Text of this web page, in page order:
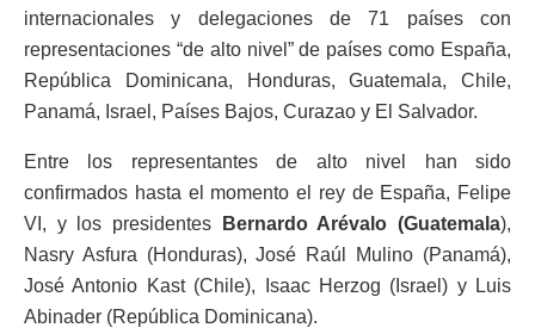
internacionales y delegaciones de 71 países con
representaciones “de alto nivel” de países como España,
República Dominicana, Honduras, Guatemala, Chile,
Panamá, Israel, Países Bajos, Curazao y El Salvador.
Entre los representantes de alto nivel han sido
confirmados hasta el momento el rey de España, Felipe
VI, y los presidentes
Bernardo Arévalo (Guatemala),
Nasry Asfura (Honduras), José Raúl Mulino (Panamá),
José Antonio Kast (Chile), Isaac Herzog (Israel) y Luis
Abinader (República Dominicana).